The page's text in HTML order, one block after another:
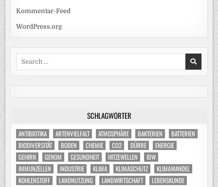
Kommentar-Feed
WordPress.org
Search
SCHLAGWÖRTER
ANTIBIOTIKA ARTENVIELFALT ATMOSPHÄRE BAKTERIEN
BATTERIEN
BIODIVERSITÄT
BODEN CHEMIE CO2 DÜRRE
ENERGIE
GEHIRN
GENOM GESUNDHEIT HITZEWELLEN
IDW
IMMUNZELLEN
INDUSTRIE KLIMA KLIMASCHUTZ
KLIMAWANDEL
KOHLENSTOFF
LANDNUTZUNG LANDWIRTSCHAFT
LEBENSKUNDE